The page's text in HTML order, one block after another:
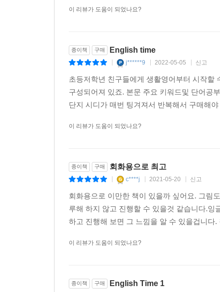
이 리뷰가 도움이 되었나요?
종이책 구매 English time
j******9 2022-05-05 신고
초등저학년 친구들에게 생활영어부터 시작할
구성되어져 있죠. 본문 주요 키워드및 단어공
단지 시디가 매번 팅겨져서 반복해서 구매해
이 리뷰가 도움이 되었나요?
종이책 구매 회화용으로 최고
c****j 2021-05-20 신고
회화용으로 이만한 책이 있을까 싶어요. 그림
루해 하지 않고 진행할 수 있을것 같습니다.
하고 진행해 보면 그 느낌을 알 수 있을겁니
이 리뷰가 도움이 되었나요?
종이책 구매 English Time 1